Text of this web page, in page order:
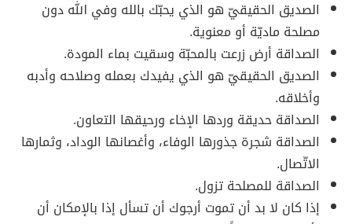
الصديق الحقيقيّ هو الذي يحبّك بالله وفي الله دون
مصلحة ماديّة أو معنوية.
الصداقة أرض زرعت بالمحبّة وسقيت بماء المودة.
الصديق الحقيقيّ هو الذي يفيدك بعمله وصلاحه وأدبه
وأخلاقه.
الصداقة حديقة وردها الإخاء ورحيقها التعاون.
الصداقة شجرة جذورها الوفاء، وأغصانها الوداد، وثمارها
الاتّصال.
الصداقة للمصلحة تزول.
إذا كان لا بد أن تموت أرجوك أن تسأل إذا بالإمكان أن